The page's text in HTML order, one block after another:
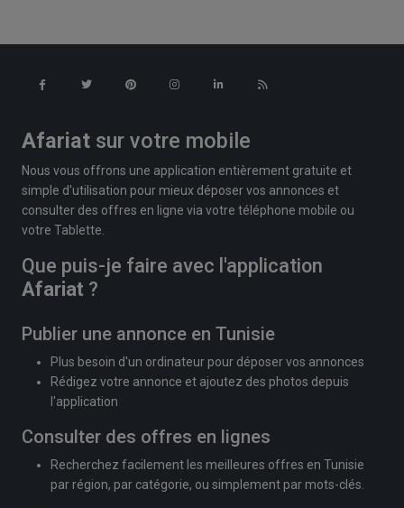
Afariat sur votre mobile
Nous vous offrons une application entièrement gratuite et
simple d'utilisation pour mieux déposer vos annonces et
consulter des offres en ligne via votre téléphone mobile ou
votre Tablette.
Que puis-je faire avec l'application
Afariat ?
Publier une annonce en Tunisie
Plus besoin d'un ordinateur pour déposer vos annonces
Rédigez votre annonce et ajoutez des photos depuis
l'application
Consulter des offres en lignes
Recherchez facilement les meilleures offres en Tunisie
par région, par catégorie, ou simplement par mots-clés.